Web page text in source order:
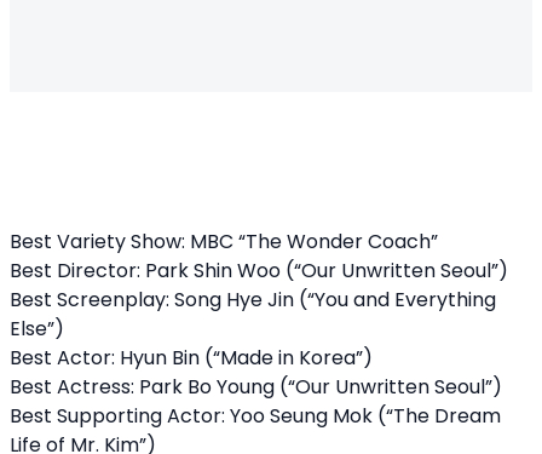
Best Variety Show: MBC “The Wonder Coach”
Best Director: Park Shin Woo (“Our Unwritten Seoul”)
Best Screenplay: Song Hye Jin (“You and Everything
Else”)
Best Actor: Hyun Bin (“Made in Korea”)
Best Actress: Park Bo Young (“Our Unwritten Seoul”)
Best Supporting Actor: Yoo Seung Mok (“The Dream
Life of Mr. Kim”)